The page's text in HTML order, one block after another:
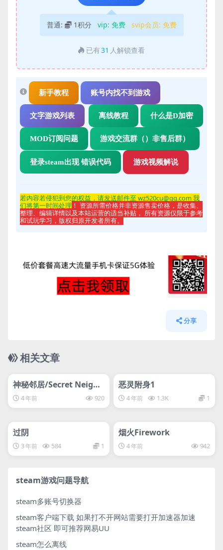
普通: 1积分 vip: 免费 svip会员: 免费
已有31 人解锁查看
新手教程 账号内找不到游戏
文字游戏列表 离线教程 什么是D加密
MOD订阅问题 游戏交流群（）非售后群）
登录steam出现 错误代码 游戏视频解说
若内容若侵犯到您的权益，请发送邮件至 wz520cu@qq.com 我
们将第一时间处理 ！ 资源所需价格并非资源售卖价格，是收集、
整理、编辑详情以及本站运营的适当补贴， 所有资源仅限于参考
和试玩学习，版权归原开发者所有。
分享
相关文章
svip专属
神秘邻居/Secret Neighb
or: Hello Neighbor Mul
tiplayer
4 年前 920
恶灵附身1
4 年前 1.3K 1
过阴
3 年前 584 1
离线游戏平台别问
烟火Firework
4 年前 942
steam游戏问题导航
steam多账号切换器
steam客户端下载 如果打不开网站需要打开加速器加速
steam社区 即可推荐网易UU
steam怎么离线